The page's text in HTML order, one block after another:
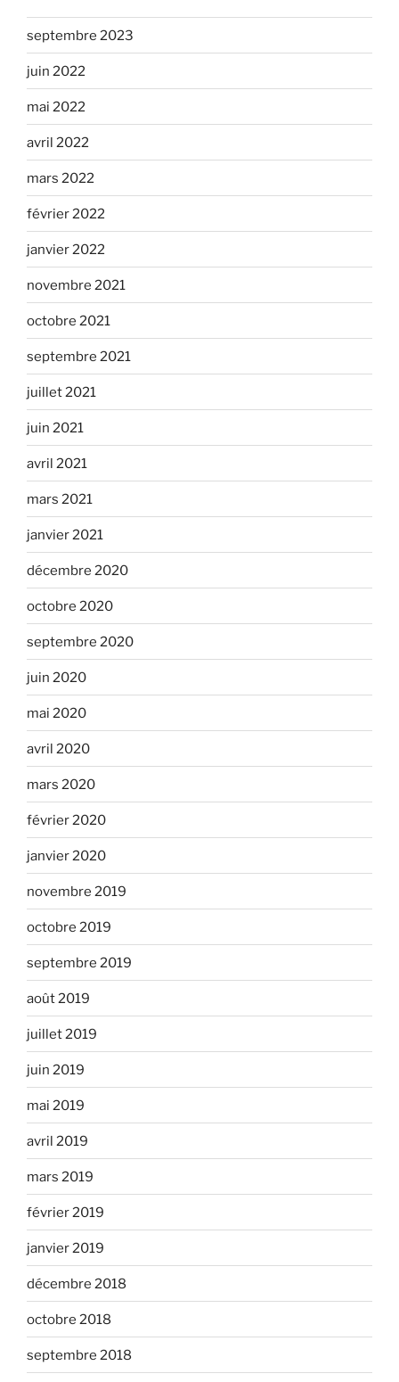
septembre 2023
juin 2022
mai 2022
avril 2022
mars 2022
février 2022
janvier 2022
novembre 2021
octobre 2021
septembre 2021
juillet 2021
juin 2021
avril 2021
mars 2021
janvier 2021
décembre 2020
octobre 2020
septembre 2020
juin 2020
mai 2020
avril 2020
mars 2020
février 2020
janvier 2020
novembre 2019
octobre 2019
septembre 2019
août 2019
juillet 2019
juin 2019
mai 2019
avril 2019
mars 2019
février 2019
janvier 2019
décembre 2018
octobre 2018
septembre 2018